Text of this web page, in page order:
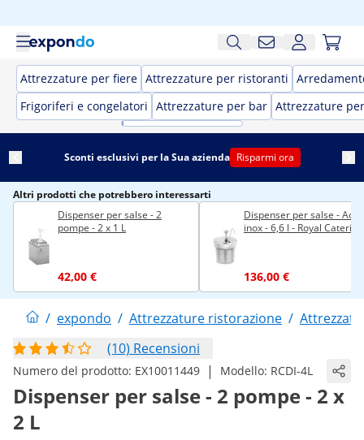
Attrezzature per fiere Attrezzature per ristoranti
Frigoriferi e congelatori Attrezzature per bar Attrezzature
Sconti esclusivi per la Sua azienda Risparmi ora
Altri prodotti che potrebbero interessarti
Dispenser per salse - 2
pompe - 2 x 1 L
42,00 €
Dispenser per salse -
inox - 6,6 l - Royal Catering
136,00 €
/ expondo / Attrezzature ristorazione /
(10) Recensioni
Numero del prodotto: EX10011449 | Modello: RCDI-4L
Dispenser per salse - 2 pompe - 2 x
2 L